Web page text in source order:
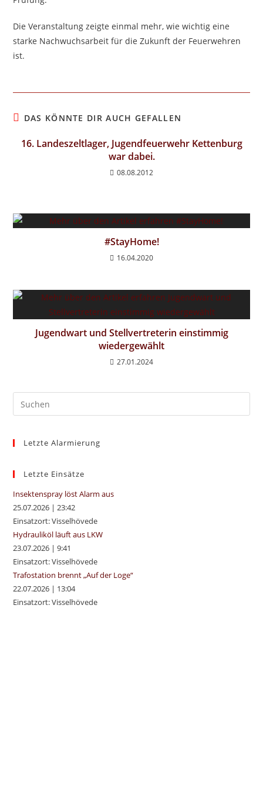
Die Veranstaltung zeigte einmal mehr, wie wichtig eine
starke Nachwuchsarbeit für die Zukunft der Feuerwehren
ist.
DAS KÖNNTE DIR AUCH GEFALLEN
16. Landeszeltlager, Jugendfeuerwehr Kettenburg
war dabei.
08.08.2012
#StayHome!
16.04.2020
Jugendwart und Stellvertreterin einstimmig
wiedergewählt
27.01.2024
Letzte Alarmierung
Letzte Einsätze
Insektenspray löst Alarm aus
25.07.2026 |23:42
Einsatzort: Visselhövede
Hydrauliköl läuft aus LKW
23.07.2026 |9:41
Einsatzort: Visselhövede
Trafostation brennt „Auf der Loge“
22.07.2026 | 13:04
Einsatzort: Visselhövede